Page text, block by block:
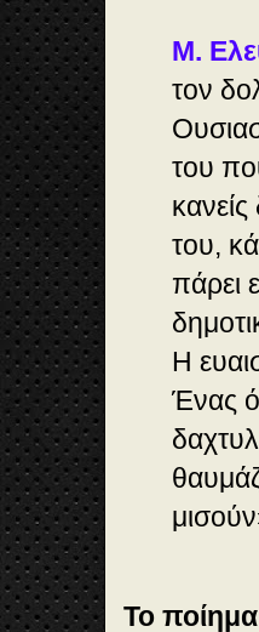
Μ.
τον
του
του,
πάρει
Η
Ένας
Το ποίημα